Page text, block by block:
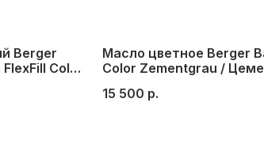
Berger
Color
Масло цветное Berger
Color Zementgrau /
15 500 р.